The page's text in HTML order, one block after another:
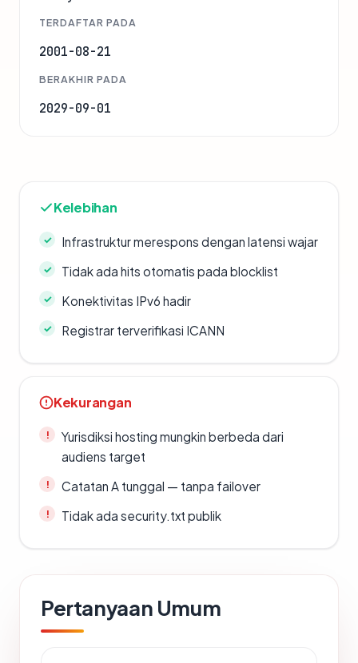
TERDAFTAR PADA
2001-08-21
BERAKHIR PADA
2029-09-01
Kelebihan
Infrastruktur merespons dengan latensi wajar
Tidak ada hits otomatis pada blocklist
Konektivitas IPv6 hadir
Registrar terverifikasi ICANN
Kekurangan
Yurisdiksi hosting mungkin berbeda dari
audiens target
Catatan A tunggal — tanpa failover
Tidak ada security.txt publik
Pertanyaan Umum